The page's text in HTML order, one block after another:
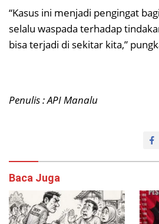
“Kasus ini menjadi pengingat
selalu waspada terhadap
bisa terjadi di sekitar kita,”
Penulis : API Manalu
Baca Juga